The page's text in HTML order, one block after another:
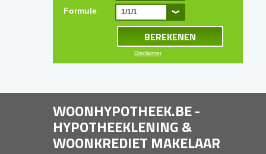
Formule 1/1/1
Disclaimer
WOONHYPOTHEEK.BE -
HYPOTHEEKLENING &
WOONKREDIET MAKELAAR